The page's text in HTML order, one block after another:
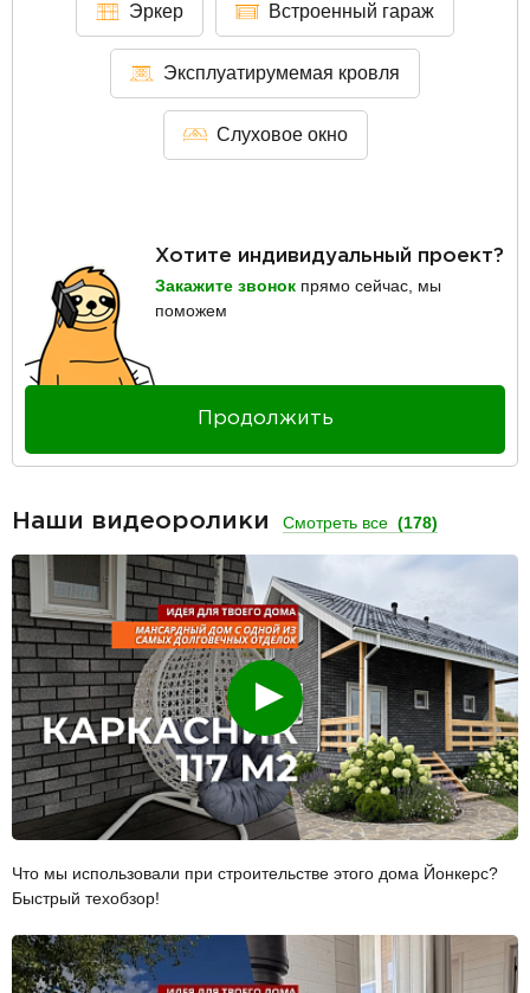
Эркер Встроенный гараж
Эксплуатирумемая кровля
Слуховое окно
Хотите индивидуальный проект?
Закажите звонок прямо сейчас, мы
поможем
Продолжить
Наши видеоролики Смотреть все (178)
Смотреть
Что мы использовали при строительстве этого дома Йонкерс?
Быстрый техобзор!